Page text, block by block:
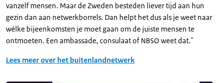
vanzelf mensen. Maar de Zweden besteden liever tijd aan hun
gezin dan aan netwerkborrels. Dan helpt het dus als je weet naar
wélke bijeenkomsten je moet gaan om de juiste mensen te
ontmoeten. Een ambassade, consulaat of NBSO weet dat."
Lees meer over het buitenlandnetwerk